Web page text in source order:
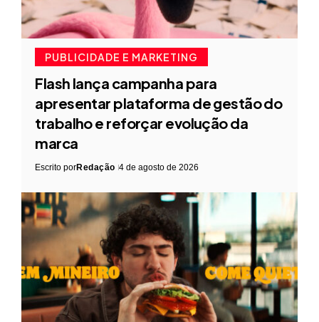
PUBLICIDADE E MARKETING
Flash lança campanha para
apresentar plataforma de gestão do
trabalho e reforçar evolução da
marca
Escrito porRedação 4 de agosto de 2026